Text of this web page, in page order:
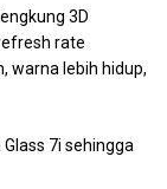
3D
rate
warna lebih hidup,
7i sehingga